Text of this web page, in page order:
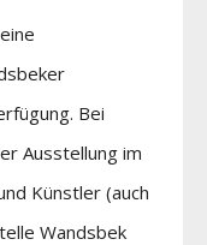
Bei
Ausstellung im
Künstler (auch
Wandsbek